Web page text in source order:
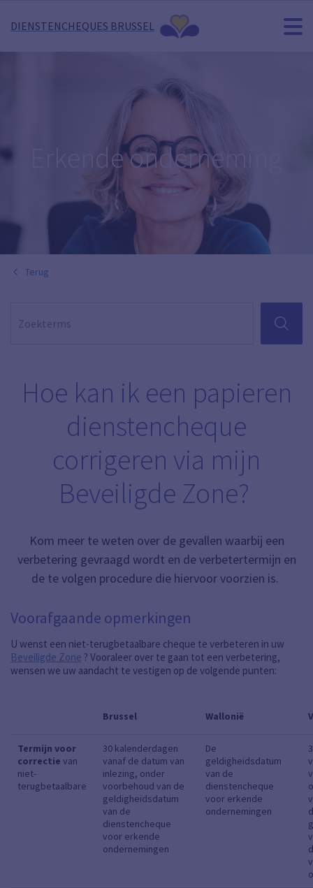
DIENSTENCHEQUES BRUSSEL
Erkende onderneming
Terug
ZOEKEN
Hoe kan ik een papieren
dienstencheque
corrigeren via mijn
Beveiligde Zone?
Kom meer te weten over de gevallen waarbij een
verbetering gevraagd wordt en de verbetertermijn en
de te volgen procedure die hiervoor voorzien is.
Voorafgaande opmerkingen
U wenst een niet-terugbetaalbare cheque te verbeteren in uw
Beveiligde Zone ? Vooraleer over te gaan tot een verbetering,
wensen we uw aandacht te vestigen op de volgende punten:
Brussel Wallonië
Termijn voor
correctie van
niet-
terugbetaalbare
30 kalenderdagen
vanaf de datum van
inlezing, onder
voorbehoud van de
geldigheidsdatum
van de
dienstencheque
voor erkende
ondernemingen
De
geldigheidsdatum
van de
dienstencheque
voor erkende
ondernemingen